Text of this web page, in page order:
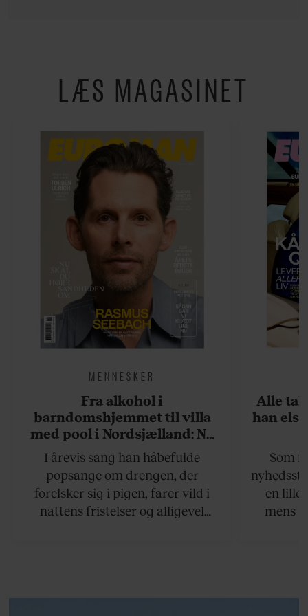
LÆS MAGASINET
MENNESKER
Fra alkohol i
barndomshjemmet til villa
med pool i Nordsjælland: Nu
skal du høre sandheden om
Rasmus Seebach
I årevis sang han håbefulde
popsange om drengen, der
forelsker sig i pigen, farer vild i
nattens fristelser og alligevel
Alle
han
Som
en lille
mens